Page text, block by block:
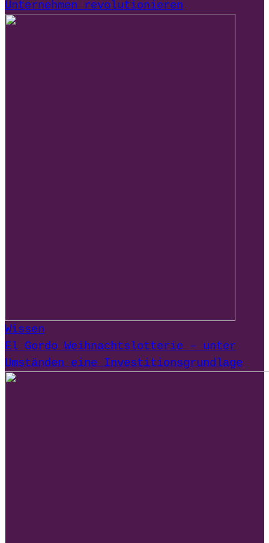
Unternehmen revolutionieren
Wissen
El Gordo Weihnachtslotterie – unter
Umständen eine Investitionsgrundlage